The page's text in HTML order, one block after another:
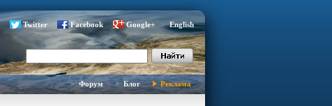
Twitter Facebook Google+ English
Форум Блог Реклама